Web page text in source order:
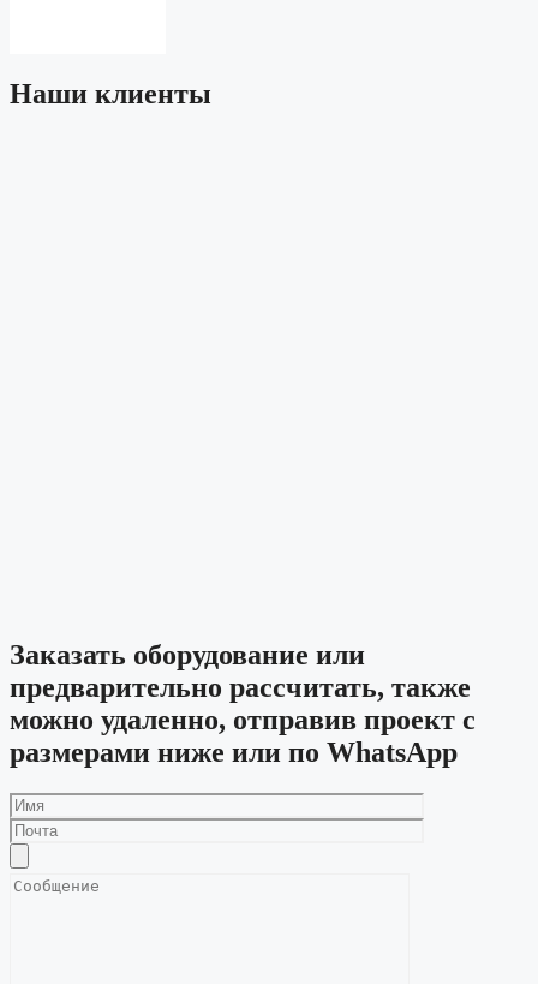
Наши клиенты
Заказать оборудование или
предварительно рассчитать, также
можно удаленно, отправив проект с
размерами ниже или по WhatsApp